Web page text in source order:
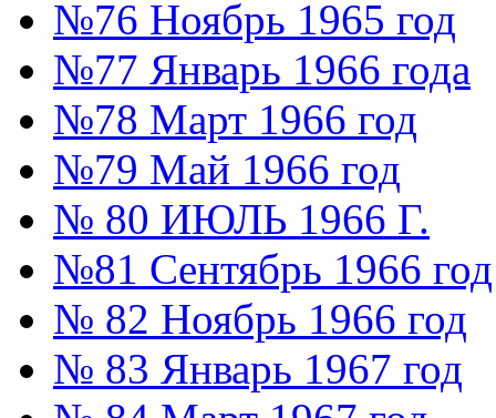
№76 Ноябрь 1965 год
№77 Январь 1966 года
№78 Март 1966 год
№79 Май 1966 год
№ 80 ИЮЛЬ 1966 Г.
№81 Сентябрь 1966 год
№ 82 Ноябрь 1966 год
№ 83 Январь 1967 год